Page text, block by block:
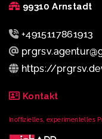
99310 Arnstadt
+4915117861913
https://
Kontakt
Inoffizielles, experimentelles